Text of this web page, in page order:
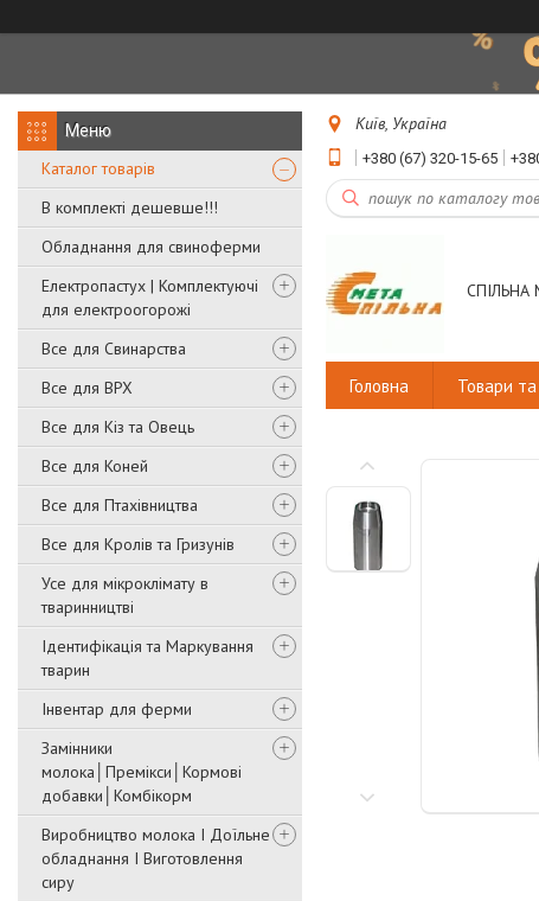
Каталог товарів
В комплекті дешевше!!!
Обладнання для свиноферми
Електропастух | Комплектуючі
для електроогорожі
Все для Свинарства
Все для ВРХ
Все для Кіз та Овець
Все для Коней
Все для Птахівництва
Все для Кролів та Гризунів
Усе для мікроклімату в
тваринництві
Ідентифікація та Маркування
тварин
Інвентар для ферми
Замінники
молока│Премікси│Кормові
добавки│Комбікорм
Виробництво молока І Доїльне
обладнання І Виготовлення
сиру
Київ, Україна
+380 (67) 320-15-65
СПІЛЬНА
Головна Товари та